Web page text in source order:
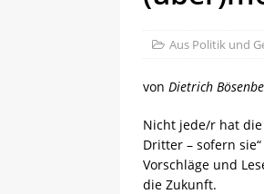
Aus Politik und
von Dietrich
Nicht jede/r hat
Dritter – sofern
Vorschläge und
die Zukunft.